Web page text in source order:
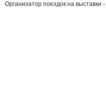
Организатор поездок на выставки -